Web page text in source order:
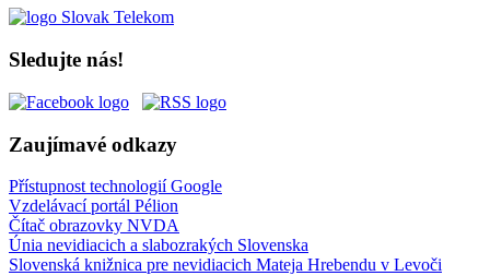
Sledujte nás!
Zaujímavé odkazy
Přístupnost technologií Google
Vzdelávací portál Pélion
Čítač obrazovky NVDA
Únia nevidiacich a slabozrakých Slovenska
Slovenská knižnica pre nevidiacich Mateja Hrebendu v Levoči